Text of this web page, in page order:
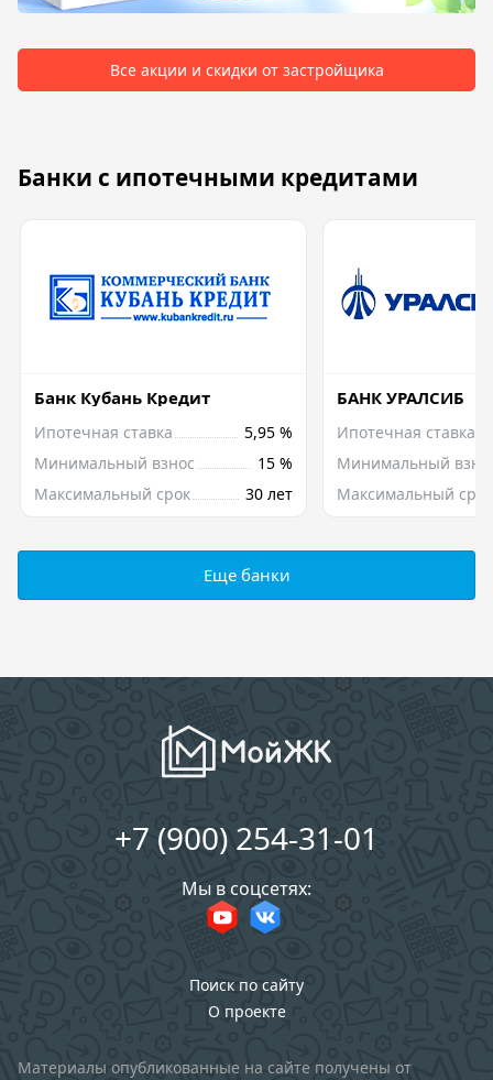
Все акции и скидки от застройщика
Банки с ипотечными кредитами
Банк Кубань Кредит
Ипотечная ставка
5,95 %
Минимальный взнос
15 %
Максимальный срок
30 лет
БАНК УРАЛСИБ
Ипотечная ставка
Минимальный
Максимальный срок
Еще банки
+7 (900) 254-31-01
Мы в соцсетях:
Поиск по сайту
О проекте